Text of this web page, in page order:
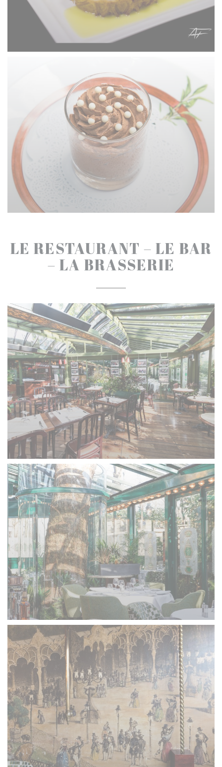
LE RESTAURANT – LE BAR
– LA BRASSERIE